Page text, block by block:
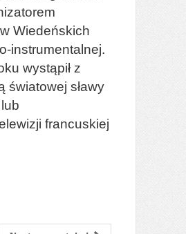
Wiedeńskich
instrumentalnej.
wystąpił z
światowej sławy
francuskiej